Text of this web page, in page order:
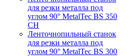
для резки металла под
углом 90° MetalTec BS 350
CH
Ленточнопильный станок
для резки металла под
углом 90° MetalTec BS 300